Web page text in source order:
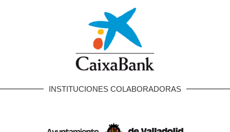
INSTITUCIONES COLABORADORAS